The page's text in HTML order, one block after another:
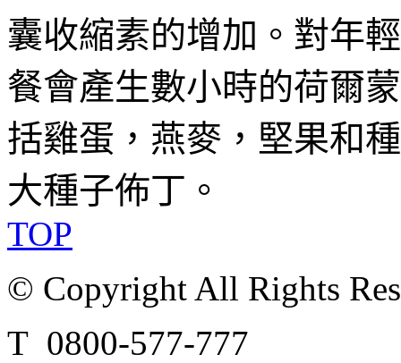
囊收縮素的增加。對年
餐會產生數小時的荷爾
括雞蛋，燕麥，堅果和
大種子佈丁。
TOP
© Copyright All Rights
T 0800-577-777